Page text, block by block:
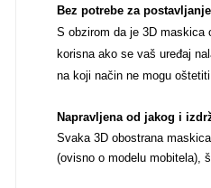
Bez potrebe za
S obzirom da je 3D maskica
korisna ako se vaš uređaj
na koji način ne mogu
Napravljena od jakog i
Svaka 3D obostrana
(ovisno o modelu mobitela),
Cirkus